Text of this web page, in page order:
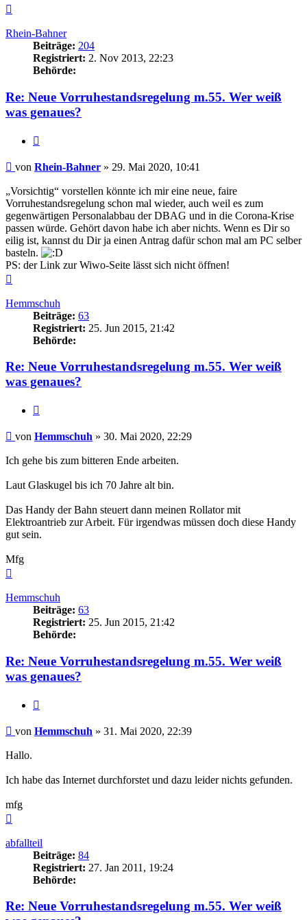
Rhein-Bahner
Beiträge: 204
Registriert: 2. Nov 2013, 22:23
Behörde:
Re: Neue Vorruhestandsregelung m.55. Wer weiß
was genaues?
Beitrag
von Rhein-Bahner » 29. Mai 2020, 10:41
„Vorsichtig“ vorstellen könnte ich mir eine neue, faire
Vorruhestandsregelung schon mal wieder, auch weil es zum
gegenwärtigen Personalabbau der DBAG und in die Corona-Krise
passen würde. Gehört davon habe ich aber nichts. Wenn es Dir so
eilig ist, kannst du Dir ja einen Antrag dafür schon mal am PC selber
basteln.
PS: der Link zur Wiwo-Seite lässt sich nicht öffnen!
Hemmschuh
Beiträge: 63
Registriert: 25. Jun 2015, 21:42
Behörde:
Re: Neue Vorruhestandsregelung m.55. Wer weiß
was genaues?
Beitrag
von Hemmschuh » 30. Mai 2020, 22:29
Ich gehe bis zum bitteren Ende arbeiten.
Laut Glaskugel bis ich 70 Jahre alt bin.
Das Handy der Bahn steuert dann meinen Rollator mit
Elektroantrieb zur Arbeit. Für irgendwas müssen doch diese Handy
gut sein.
Mfg
Hemmschuh
Beiträge: 63
Registriert: 25. Jun 2015, 21:42
Behörde:
Re: Neue Vorruhestandsregelung m.55. Wer weiß
was genaues?
Beitrag
von Hemmschuh » 31. Mai 2020, 22:39
Hallo.
Ich habe das Internet durchforstet und dazu leider nichts gefunden.
mfg
abfallteil
Beiträge: 84
Registriert: 27. Jan 2011, 19:24
Behörde:
Re: Neue Vorruhestandsregelung m.55. Wer weiß